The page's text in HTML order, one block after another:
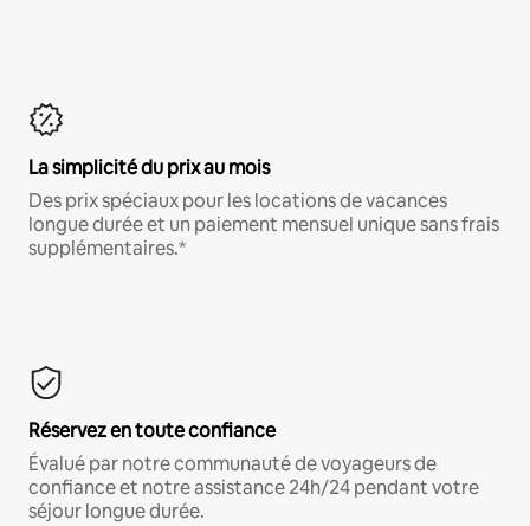
La simplicité du prix au mois
Des prix spéciaux pour les locations de vacances
longue durée et un paiement mensuel unique sans frais
supplémentaires.*
Réservez en toute confiance
Évalué par notre communauté de voyageurs de
confiance et notre assistance 24h/24 pendant votre
séjour longue durée.